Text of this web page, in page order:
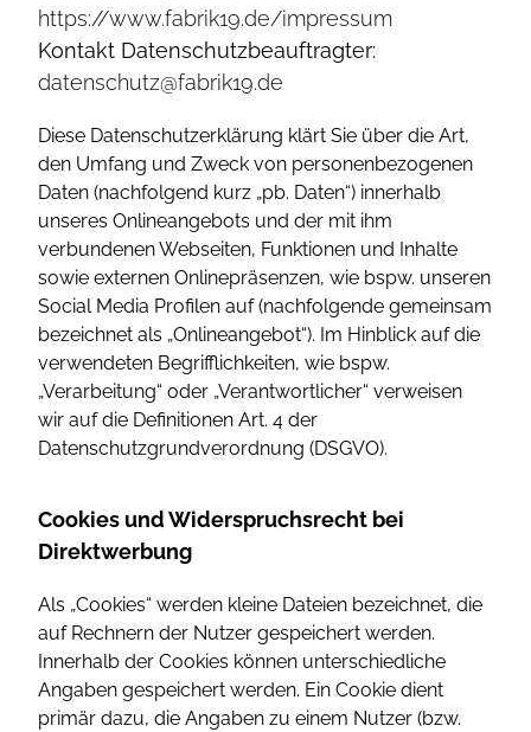
https://www.fabrik19.de/impressum
Kontakt Datenschutzbeauftragter:
datenschutz@fabrik19.de
Diese Datenschutzerklärung klärt Sie über die Art,
den Umfang und Zweck von personenbezogenen
Daten (nachfolgend kurz „pb. Daten“) innerhalb
unseres Onlineangebots und der mit ihm
verbundenen Webseiten, Funktionen und Inhalte
sowie externen Onlinepräsenzen, wie bspw. unseren
Social Media Profilen auf (nachfolgende gemeinsam
bezeichnet als „Onlineangebot“). Im Hinblick auf die
verwendeten Begrifflichkeiten, wie bspw.
„Verarbeitung“ oder „Verantwortlicher“ verweisen
wir auf die Definitionen Art. 4 der
Datenschutzgrundverordnung (DSGVO).
Cookies und Widerspruchsrecht bei
Direktwerbung
Als „Cookies“ werden kleine Dateien bezeichnet, die
auf Rechnern der Nutzer gespeichert werden.
Innerhalb der Cookies können unterschiedliche
Angaben gespeichert werden. Ein Cookie dient
primär dazu, die Angaben zu einem Nutzer (bzw.